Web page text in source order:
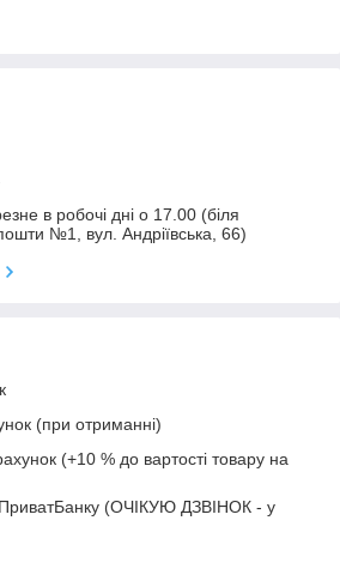
в робочі дні о 17.00 (біля
№1, вул. Андріївська, 66)
(при отриманні)
(+10 % до вартості товару на
(ОЧІКУЮ ДЗВІНОК - у